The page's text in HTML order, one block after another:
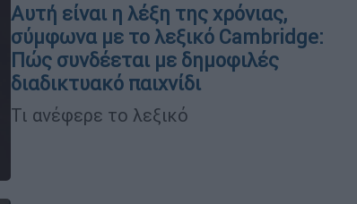
Αυτή είναι η λέξη της χρόνιας,
σύμφωνα με το λεξικό Cambridge:
Πώς συνδέεται με δημοφιλές
διαδικτυακό παιχνίδι
Τι ανέφερε το λεξικό